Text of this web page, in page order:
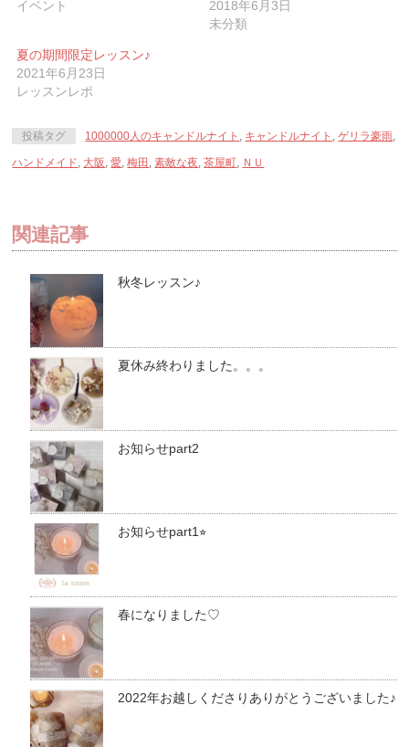
ウ
ウ
で
開
き
ま
い
(新
し
い
ウ
ド
ウ
開
ウ
で
開
イベント
2018年6月3日
未分類
夏の期間限定レッスン♪
2021年6月23日
レッスンレポ
投稿タグ 1000000人のキャンドルナイト , キャンドルナイト ,ゲリラ豪雨,
ハンドメイド, 大阪 ,愛,梅田 ,素敵な夜,茶屋町, ＮＵ
関連記事
秋冬レッスン♪
夏休み終わりました。。。
お知らせpart2
お知らせpart1⭐︎
春になりました♡
2022年お越しくださりありがとうございました♪